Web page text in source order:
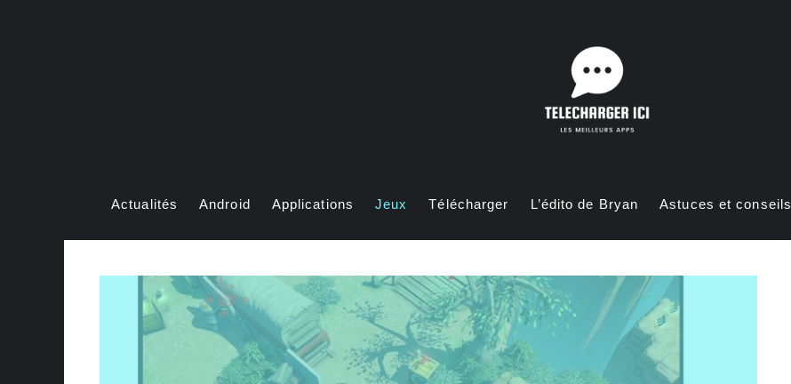
Actualités Android Applications Jeux Télécharger L’édito de Bryan Astuces et conseils